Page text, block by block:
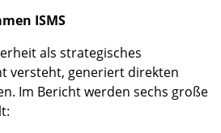
ISMS
als strategisches
versteht, generiert direkten
Im Bericht werden sechs große